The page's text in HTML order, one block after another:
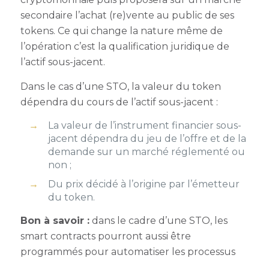
secondaire l’achat (re)vente au public de ses
tokens. Ce qui change la nature même de
l’opération c’est la qualification juridique de
l’actif sous-jacent.
Dans le cas d’une STO, la valeur du token
dépendra du cours de l’actif sous-jacent :
La valeur de l’instrument financier sous-
jacent dépendra du jeu de l’offre et de la
demande sur un marché réglementé ou
non ;
Du prix décidé à l’origine par l’émetteur
du token.
Bon à savoir :dans le cadre d’une STO, les
smart contracts pourront aussi être
programmés pour automatiser les processus